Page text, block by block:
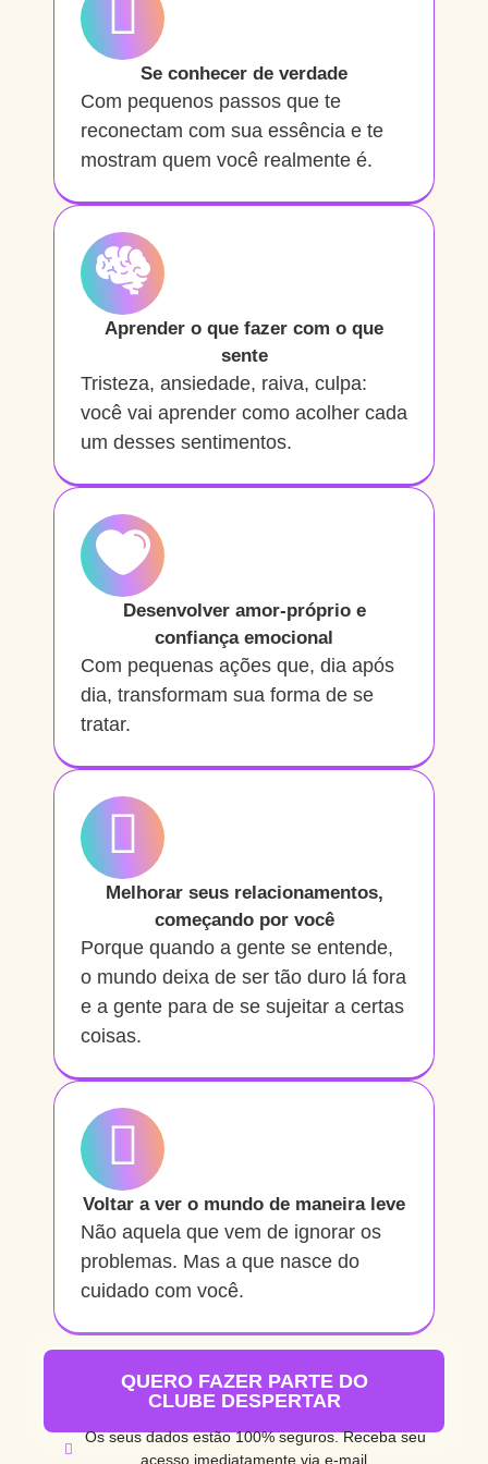
Se conhecer de verdade
Com pequenos passos que te
reconectam com sua essência e te
mostram quem você realmente é.
Aprender o que fazer com o que
sente
Tristeza, ansiedade, raiva, culpa:
você vai aprender como acolher cada
um desses sentimentos.
Desenvolver amor-próprio e
confiança emocional
Com pequenas ações que, dia após
dia, transformam sua forma de se
tratar.
Melhorar seus relacionamentos,
começando por você
Porque quando a gente se entende,
o mundo deixa de ser tão duro lá fora
e a gente para de se sujeitar a certas
coisas.
Voltar a ver o mundo de maneira leve
Não aquela que vem de ignorar os
problemas. Mas a que nasce do
cuidado com você.
QUERO FAZER PARTE DO
CLUBE DESPERTAR
Os seus dados estão 100% seguros. Receba seu
acesso imediatamente via e-mail.